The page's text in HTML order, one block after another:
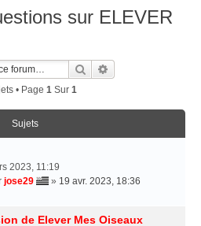
sur ELEVER
Rechercher
• Page 1 Sur 1
Sujets
2023, 11:19
jose29 » 19 avr. 2023, 18:36
de Elever Mes Oiseaux